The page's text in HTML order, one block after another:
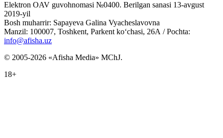
Elektron OAV guvohnomasi №0400. Berilgan sanasi 13-avgust
2019-yil
Bosh muharrir: Sapayeva Galina Vyacheslavovna
Manzil: 100007, Toshkent, Parkent ko‘chasi, 26А / Pochta:
info@afisha.uz
© 2005-2026 «Afisha Media» MChJ.
18+